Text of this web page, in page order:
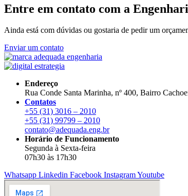
Entre em contato com a
Ainda está com dúvidas ou gostaria de pedir um
Enviar um contato
Endereço
Rua Conde Santa Marinha, nº 400, Bairro
Contatos
+55 (31) 3016 – 2010
+55 (31) 99799 – 2010
contato@adequada.eng.br
Horário de Funcionamento
Segunda à Sexta-feira
07h30 às 17h30
Whatsapp Linkedin Facebook InstagramYoutube